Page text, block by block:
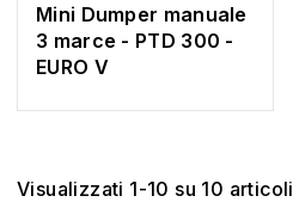
Mini Dumper manuale
3 marce - PTD 300 -
EURO V
Visualizzati 1-10 su 10 articoli